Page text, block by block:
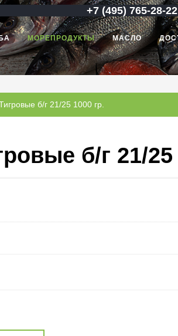
+7 (495) 765-28-22
МОРЕПРОДУКТЫ МАСЛО
б/г 21/25 1000 гр.
б/г 21/25